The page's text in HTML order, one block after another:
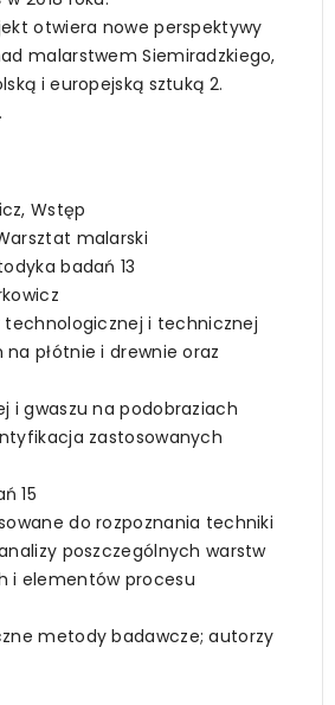
otwiera nowe perspektywy
malarstwem Siemiradzkiego,
i europejską sztuką 2.
Wstęp
malarski
badań 13
technologicznej i technicznej
płótnie i drewnie oraz
i gwaszu na podobraziach
zastosowanych
15
do rozpoznania techniki
poszczególnych warstw
i elementów procesu
metody badawcze; autorzy